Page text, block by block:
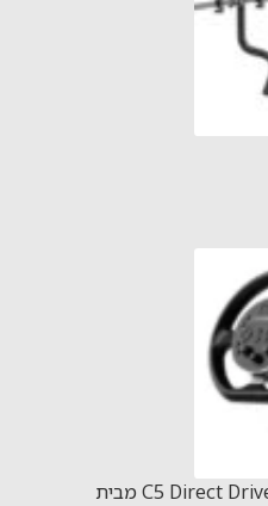
הגה מירוצים C5 Direct Drive מבית